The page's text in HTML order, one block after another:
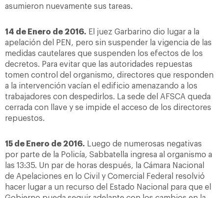
asumieron nuevamente sus tareas.
14 de Enero de 2016. El juez Garbarino dio lugar a la
apelación del PEN, pero sin suspender la vigencia de las
medidas cautelares que suspenden los efectos de los
decretos. Para evitar que las autoridades repuestas
tomen control del organismo, directores que responden
a la intervención vacían el edificio amenazando a los
trabajadores con despedirlos. La sede del AFSCA queda
cerrada con llave y se impide el acceso de los directores
repuestos.
15 de Enero de 2016. Luego de numerosas negativas
por parte de la Policía, Sabbatella ingresa al organismo a
las 13:35. Un par de horas después, la Cámara Nacional
de Apelaciones en lo Civil y Comercial Federal resolvió
hacer lugar a un recurso del Estado Nacional para que el